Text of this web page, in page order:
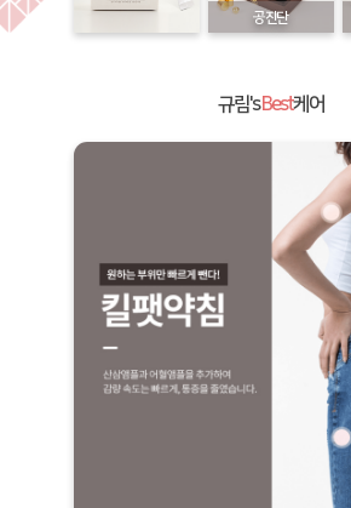
공진단
규림'sBest케어